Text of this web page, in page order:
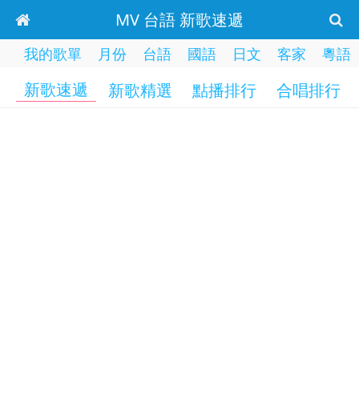
MV 台語 新歌速遞
我的歌單 月份 台語 國語 日文 客家 粵語
新歌速遞 新歌精選 點播排行 合唱排行